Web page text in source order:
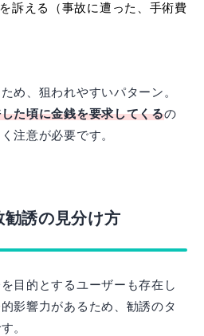
訴える（事故に遭った、手術費
め、狙われやすいパターン。
た頃に金銭を要求してくるの
注意が必要です。
誘の見分け方
目的とするユーザーも存在し
影響力があるため、勧誘のタ
。